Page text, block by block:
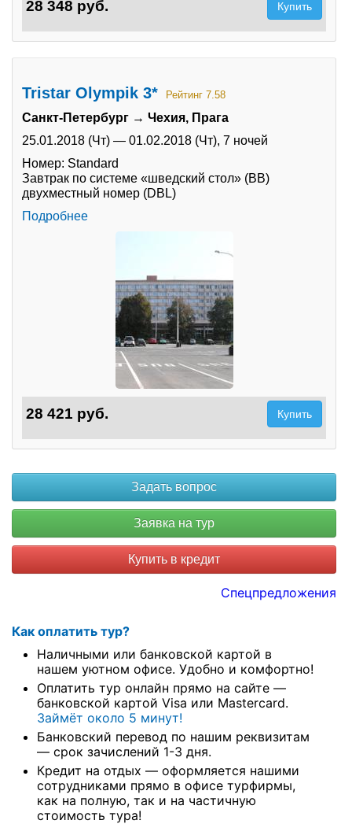
28 348 руб. Купить
Tristar Olympik 3* Рейтинг 7.58
Санкт-Петербург → Чехия, Прага
25.01.2018 (Чт) — 01.02.2018 (Чт), 7 ночей
Номер: Standard
Завтрак по системе «шведский стол» (BB)
двухместный номер (DBL)
Подробнее
28 421 руб. Купить
Купить в кредит
Спецпредложения
Как оплатить тур?
Наличными или банковской картой в
нашем уютном офисе. Удобно и комфортно!
Оплатить тур онлайн прямо на сайте —
банковской картой Visa или Mastercard.
Займёт около 5 минут!
Банковский перевод по нашим реквизитам
— срок зачислений 1-3 дня.
Кредит на отдых — оформляется нашими
сотрудниками прямо в офисе турфирмы,
как на полную, так и на частичную
стоимость тура!